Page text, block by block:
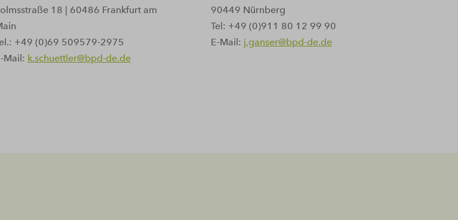
18 | 60486 Frankfurt am
+49 (0)69 509579-2975
Mail: k.schuettler@bpd-de.de
90449 Nürnberg
Tel: +49 (0)911 80 12 99 90
E-Mail: j.ganser@bpd-de.de